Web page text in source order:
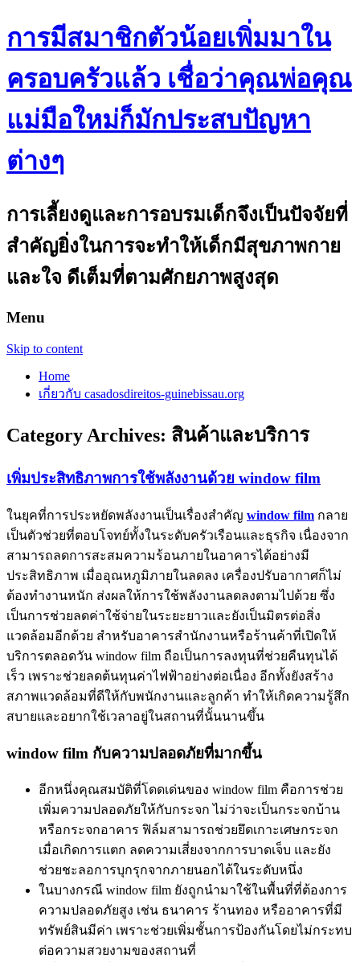
การมีสมาชิกตัวน้อยเพิ่มมาใน
ครอบครัวแล้ว เชื่อว่าคุณพ่อคุณ
แม่มือใหม่ก็มักประสบปัญหา
ต่างๆ
การเลี้ยงดูและการอบรมเด็กจึงเป็นปัจจัยที่
สำคัญยิ่งในการจะทำให้เด็กมีสุขภาพกาย
และใจ ดีเต็มที่ตามศักยภาพสูงสุด
Menu
Skip to content
Home
เกี่ยวกับ casadosdireitos-guinebissau.org
Category Archives: สินค้าและบริการ
เพิ่มประสิทธิภาพการใช้พลังงานด้วย window film
ในยุคที่การประหยัดพลังงานเป็นเรื่องสำคัญ window film กลาย
เป็นตัวช่วยที่ตอบโจทย์ทั้งในระดับครัวเรือนและธุรกิจ เนื่องจาก
สามารถลดการสะสมความร้อนภายในอาคารได้อย่างมี
ประสิทธิภาพ เมื่ออุณหภูมิภายในลดลง เครื่องปรับอากาศก็ไม่
ต้องทำงานหนัก ส่งผลให้การใช้พลังงานลดลงตามไปด้วย ซึ่ง
เป็นการช่วยลดค่าใช้จ่ายในระยะยาวและยังเป็นมิตรต่อสิ่ง
แวดล้อมอีกด้วย สำหรับอาคารสำนักงานหรือร้านค้าที่เปิดให้
บริการตลอดวัน window film ถือเป็นการลงทุนที่ช่วยคืนทุนได้
เร็ว เพราะช่วยลดต้นทุนค่าไฟฟ้าอย่างต่อเนื่อง อีกทั้งยังสร้าง
สภาพแวดล้อมที่ดีให้กับพนักงานและลูกค้า ทำให้เกิดความรู้สึก
สบายและอยากใช้เวลาอยู่ในสถานที่นั้นนานขึ้น
window film กับความปลอดภัยที่มากขึ้น
อีกหนึ่งคุณสมบัติที่โดดเด่นของ window film คือการช่วย
เพิ่มความปลอดภัยให้กับกระจก ไม่ว่าจะเป็นกระจกบ้าน
หรือกระจกอาคาร ฟิล์มสามารถช่วยยึดเกาะเศษกระจก
เมื่อเกิดการแตก ลดความเสี่ยงจากการบาดเจ็บ และยัง
ช่วยชะลอการบุกรุกจากภายนอกได้ในระดับหนึ่ง
ในบางกรณี window film ยังถูกนำมาใช้ในพื้นที่ที่ต้องการ
ความปลอดภัยสูง เช่น ธนาคาร ร้านทอง หรืออาคารที่มี
ทรัพย์สินมีค่า เพราะช่วยเพิ่มชั้นการป้องกันโดยไม่กระทบ
ต่อความสวยงามของสถานที่